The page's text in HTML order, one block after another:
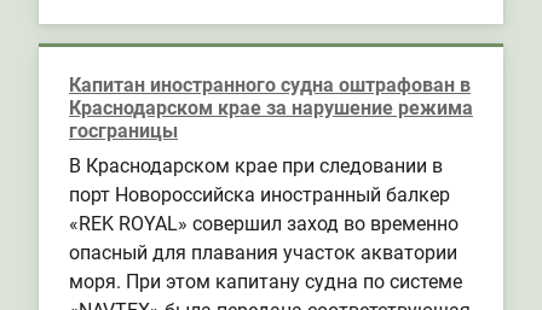
Капитан иностранного судна оштрафован в
Краснодарском крае за нарушение режима
госграницы
В Краснодарском крае при следовании в
порт Новороссийска иностранный балкер
«REK ROYAL» совершил заход во временно
опасный для плавания участок акватории
моря. При этом капитану судна по системе